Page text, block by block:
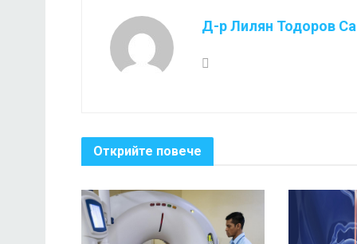
Д-р Лилян Тодоров
Открийте повече